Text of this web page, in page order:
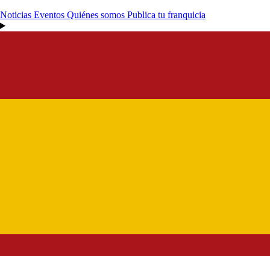
Noticias Eventos Quiénes somos Publica tu franquicia